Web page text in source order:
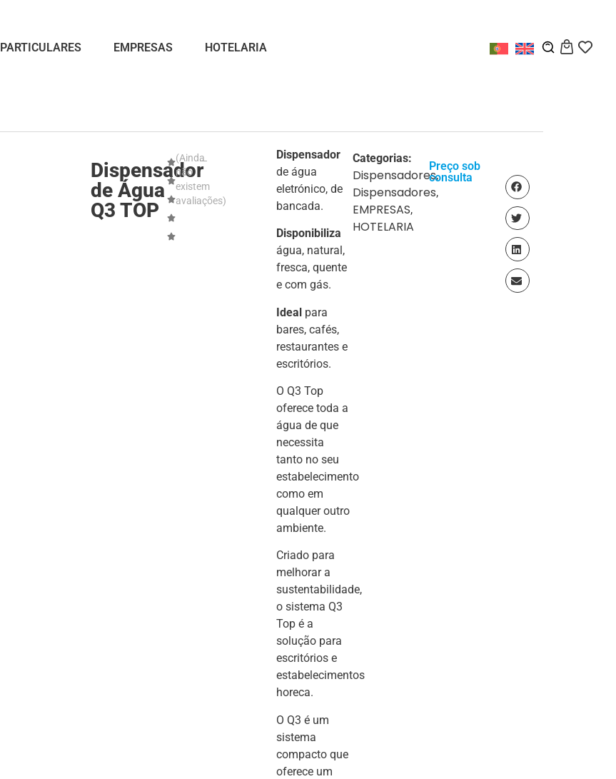
PARTICULARES EMPRESAS HOTELARIA
Dispensador
de Água
Q3 TOP
(Ainda
não
existem
avaliações)
Dispensador
de água
eletrónico, de
bancada.
Disponibiliza
água, natural,
fresca, quente
e com gás.
Idealpara
bares, cafés,
restaurantes e
escritórios.
O Q3 Top
oferece toda a
água de que
necessita
tanto no seu
estabelecimento
como em
qualquer outro
ambiente.
Criado para
melhorar a
sustentabilidade,
o sistema Q3
Top é a
solução para
escritórios e
estabelecimentos
horeca.
O Q3 é um
sistema
compacto que
oferece um
Categorias:
Dispensadores,
Dispensadores,
EMPRESAS,
HOTELARIA
Preço sob
consulta